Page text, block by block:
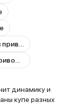
динамику и
купе разных